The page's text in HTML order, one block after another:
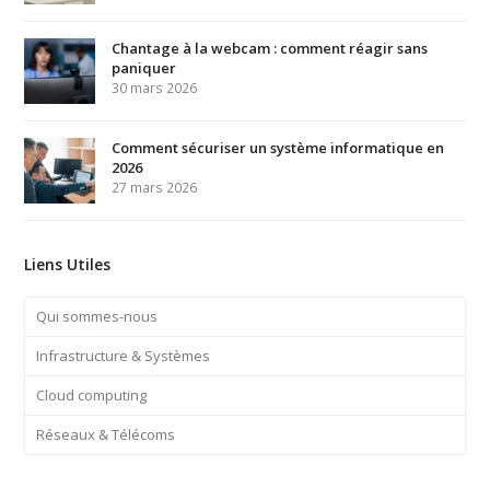
Chantage à la webcam : comment réagir sans
paniquer
30 mars 2026
Comment sécuriser un système informatique en
2026
27 mars 2026
Liens Utiles
Qui sommes-nous
Infrastructure & Systèmes
Cloud computing
Réseaux & Télécoms